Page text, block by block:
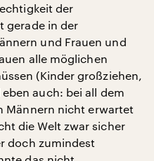
der
gerade in der
und Frauen und
alle möglichen
(Kinder großziehen,
auch: bei all dem
Männern nicht erwartet
die Welt zwar sicher
doch zumindest